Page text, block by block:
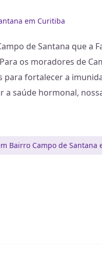
em Curitiba
de Santana que a
os moradores de
para fortalecer a
saúde hormonal,
Bairro Campo de Santana